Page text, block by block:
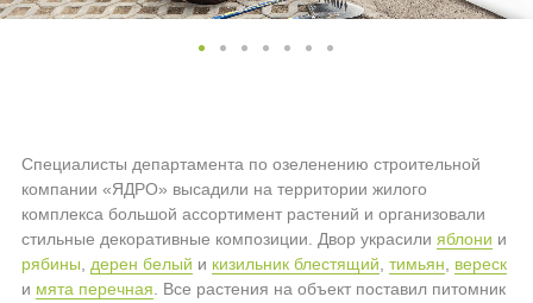
Специалисты департамента по озеленению строительной
компании «ЯДРО» высадили на территории жилого
комплекса большой ассортимент растений и организовали
стильные декоративные композиции. Двор украсили яблони и
рябины, дерен белый и кизильник блестящий, тимьян, вереск
и мята перечная. Все растения на объект поставил питомник